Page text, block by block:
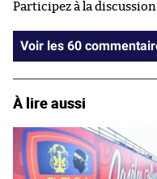
Participez à la discussion
Voir les 60
À lire aussi